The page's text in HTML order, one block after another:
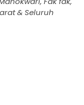
& Seluruh